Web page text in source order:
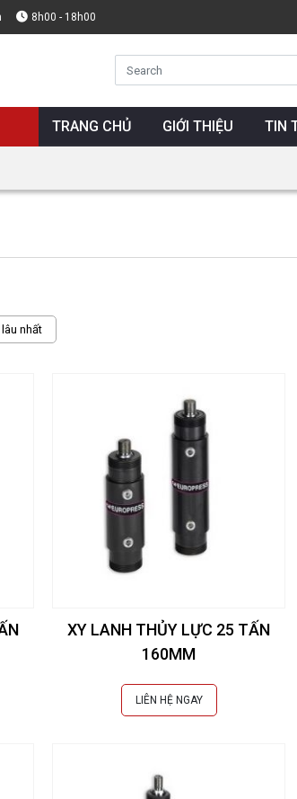
8h00 - 18h00
TRANG CHỦ GIỚI THIỆU TIN
nhất
XY LANH THỦY LỰC 25 TẤN
160MM
LIÊN HỆ NGAY